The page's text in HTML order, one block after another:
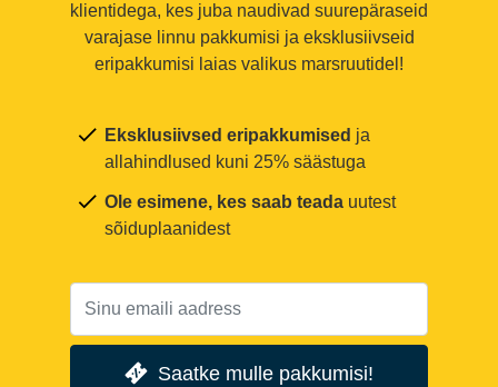
klientidega, kes juba naudivad suurepäraseid
varajase linnu pakkumisi ja eksklusiivseid
eripakkumisi laias valikus marsruutidel!
Eksklusiivsed eripakkumised ja
allahindlused kuni 25% säästuga
Ole esimene, kes saab teada uutest
sõiduplaanidest
Saatke mulle pakkumisi!